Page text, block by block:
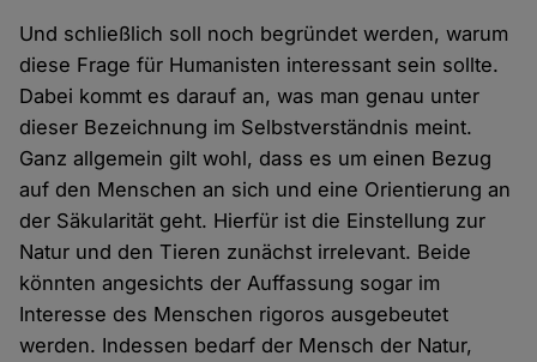
Und schließlich soll noch begründet werden, warum
diese Frage für Humanisten interessant sein sollte.
Dabei kommt es darauf an, was man genau unter
dieser Bezeichnung im Selbstverständnis meint.
Ganz allgemein gilt wohl, dass es um einen Bezug
auf den Menschen an sich und eine Orientierung an
der Säkularität geht. Hierfür ist die Einstellung zur
Natur und den Tieren zunächst irrelevant. Beide
könnten angesichts der Auffassung sogar im
Interesse des Menschen rigoros ausgebeutet
werden. Indessen bedarf der Mensch der Natur,